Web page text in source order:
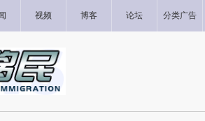
视频 博客 论坛 分类广告